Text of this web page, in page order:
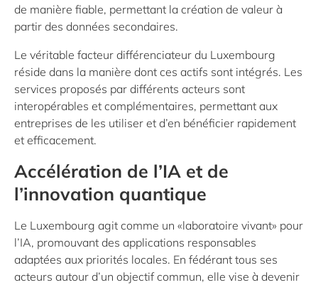
de manière fiable, permettant la création de valeur à
partir des données secondaires.
Le véritable facteur différenciateur du Luxembourg
réside dans la manière dont ces actifs sont intégrés. Les
services proposés par différents acteurs sont
interopérables et complémentaires, permettant aux
entreprises de les utiliser et d’en bénéficier rapidement
et efficacement.
Accélération de l’IA et de
l’innovation quantique
Le Luxembourg agit comme un «laboratoire vivant» pour
l’IA, promouvant des applications responsables
adaptées aux priorités locales. En fédérant tous ses
acteurs autour d’un objectif commun, elle vise à devenir